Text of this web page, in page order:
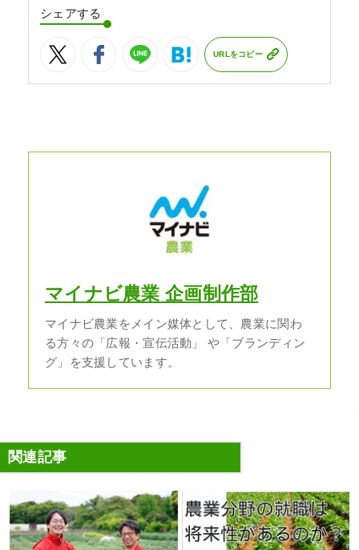
シェアする
URLをコピー
マイナビ農業 企画制作部
マイナビ農業をメイン媒体として、農業に関わ
る方々の「広報・宣伝活動」 や「ブランディン
グ」を支援しています。
関連記事